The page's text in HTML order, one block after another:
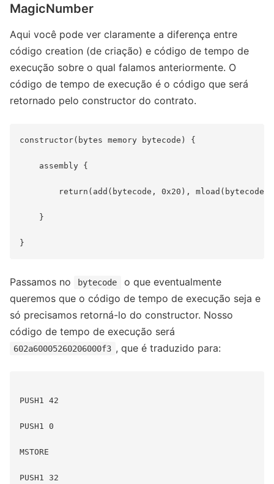
MagicNumber
Aqui você pode ver claramente a diferença entre
código creation (de criação) e código de tempo de
execução sobre o qual falamos anteriormente. O
código de tempo de execução é o código que será
retornado pelo constructor do contrato.
constructor(bytes memory bytecode) {
    assembly {
        return(add(bytecode, 0x20), mload(bytecode))
    }
Passamos no bytecode
o que eventualmente
queremos que o código de tempo de execução seja e
só precisamos retorná-lo do constructor. Nosso
código de tempo de execução será
602a60005260206000f3 , que é traduzido para:
PUSH1 42
PUSH1 0
MSTORE
PUSH1 32